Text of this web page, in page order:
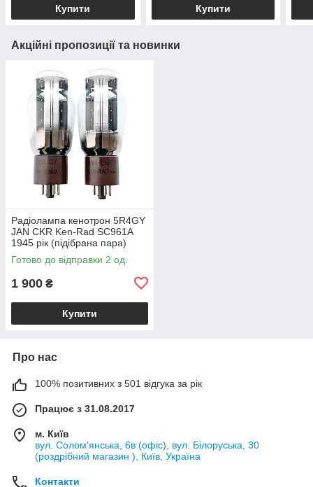
Купити Купити
Акційні пропозиції та новинки
Радіолампа кенотрон 5R4GY
JAN CKR Ken-Rad SC961A
1945 рік (підібрана пара)
Готово до відправки 2 од.
1 900 ₴
Купити
Про нас
100% позитивних з 501 відгука за рік
Працює з 31.08.2017
м. Київ
вул. Солом'янська, 6в (офіс), вул. Білоруська, 30
(роздрібний магазин ), Київ, Україна
Контакти